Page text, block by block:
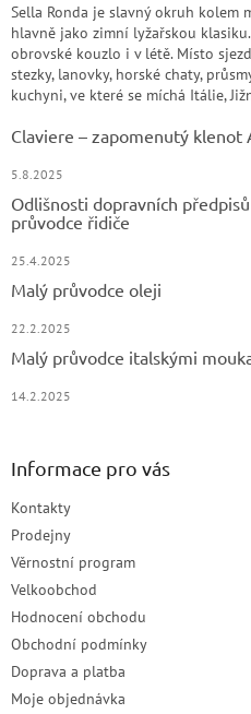
Sella Ronda je slavný okruh kolem
hlavně jako zimní lyžařskou
obrovské kouzlo i v létě. Místo
stezky, lanovky, horské chaty,
kuchyni, ve které se míchá Itálie,
Claviere – zapomenutý klenot
5.8.2025
Odlišnosti dopravních
průvodce řidiče
25.4.2025
Malý průvodce oleji
22.2.2025
Malý průvodce italskými
14.2.2025
Informace pro vás
Kontakty
Prodejny
Věrnostní program
Velkoobchod
Hodnocení obchodu
Obchodní podmínky
Doprava a platba
Moje objednávka